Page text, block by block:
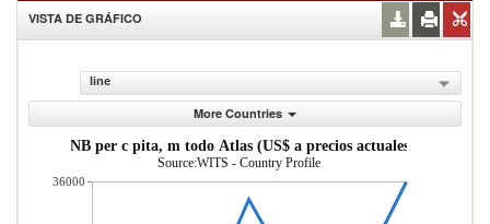
VISTA DE GRÁFICO
line
More Countries
INB per c pita, m todo Atlas (US$ a precios actuales)
Source:WITS - Country Profile
36000